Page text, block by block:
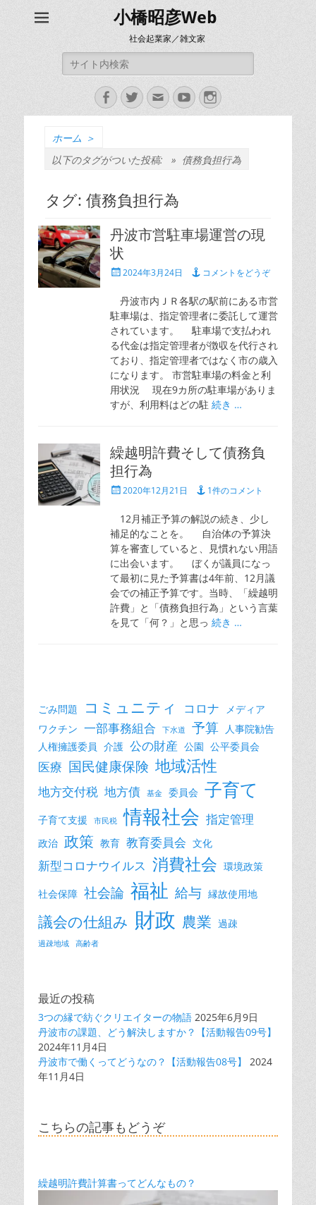
小橋昭彦Web
社会起業家／雑文家
索:
Facebook
Twitter
メ
ー
YouTubeInstagram
ホーム ＞
以下のタグがついた投稿: » 債務負担行為
タグ: 債務負担行為
丹波市営駐車場運営の現
状
投 2024年3月24日 コメントをどうぞ
丹波市内ＪＲ各駅の駅前にある市営
駐車場は、指定管理者に委託して運営
されています。 駐車場で支払われ
る代金は指定管理者が徴収を代行され
ており、指定管理者ではなく市の歳入
になります。 市営駐車場の料金と利
用状況 現在9カ所の駐車場がありま
すが、利用料はどの駐 続き …
繰越明許費そして債務負
担行為
投 2020年12月21日 1件のコメント
12月補正予算の解説の続き、少し
補足的なことを。 自治体の予算決
算を審査していると、見慣れない用語
に出会います。 ぼくが議員になっ
て最初に見た予算書は4年前、12月議
会での補正予算です。当時、「繰越明
許費」と「債務負担行為」という言葉
を見て「何？」と思っ 続き …
ごみ問題 コミュニティ コロナ
メディア
ワクチン 一部事務組合 下水道 予算 人事院勧告
人権擁護委員 介護 公の財産 公園 公平委員会
医療 国民健康保険 地域活性
地方交付税 地方債 基金 委員会 子育て
子育て支援 市民税 情報社会 指定管理
政治 政策 教育 教育委員会 文化
新型コロナウイルス 消費社会 環境政策
社会保障 社会論 福祉 給与 縁故使用地
議会の仕組み 財政 農業 過疎
過疎地域 高齢者
最近の投稿
3つの縁で紡ぐクリエイターの物語 2025年6月9日
丹波市の課題、どう解決しますか？【活動報告09号】
2024年11月4日
丹波市で働くってどうなの？【活動報告08号】
2024
年11月4日
こちらの記事もどうぞ
繰越明許費計算書ってどんなもの？